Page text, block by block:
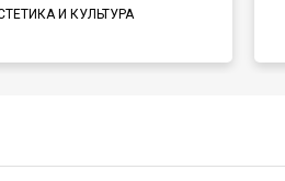
И КУЛЬТУРА